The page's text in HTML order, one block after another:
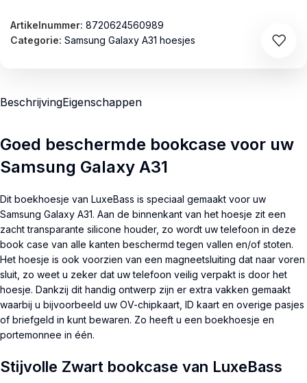
Artikelnummer: 8720624560989
Categorie: Samsung Galaxy A31 hoesjes
BeschrijvingEigenschappen
Goed beschermde bookcase voor uw
Samsung Galaxy A31
Dit boekhoesje van LuxeBass is speciaal gemaakt voor uw
Samsung Galaxy A31. Aan de binnenkant van het hoesje zit een
zacht transparante silicone houder, zo wordt uw telefoon in deze
book case van alle kanten beschermd tegen vallen en/of stoten.
Het hoesje is ook voorzien van een magneetsluiting dat naar voren
sluit, zo weet u zeker dat uw telefoon veilig verpakt is door het
hoesje. Dankzij dit handig ontwerp zijn er extra vakken gemaakt
waarbij u bijvoorbeeld uw OV-chipkaart, ID kaart en overige pasjes
of briefgeld in kunt bewaren. Zo heeft u een boekhoesje en
portemonnee in één.
Stijvolle Zwart bookcase van LuxeBass